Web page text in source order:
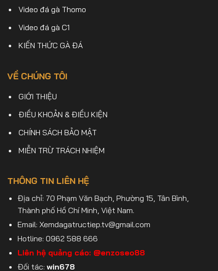
Video đá gà Thomo
Video đá gà C1
KIẾN THỨC GÀ ĐÁ
VỀ CHÚNG TÔI
GIỚI THIỆU
ĐIỀU KHOẢN & ĐIỀU KIỆN
CHÍNH SÁCH BẢO MẬT
MIỄN TRỪ TRÁCH NHIỆM
THÔNG TIN LIÊN HỆ
Địa chỉ: 70 Phạm Văn Bạch, Phường 15, Tân Bình,
Thành phố Hồ Chí Minh, Việt Nam.
Email: Xemdagatructiep.tv@gmail.com
Hotline: 0962 588 666
Liên hệ quảng cáo: @enzoseo88
Đối tác: win678